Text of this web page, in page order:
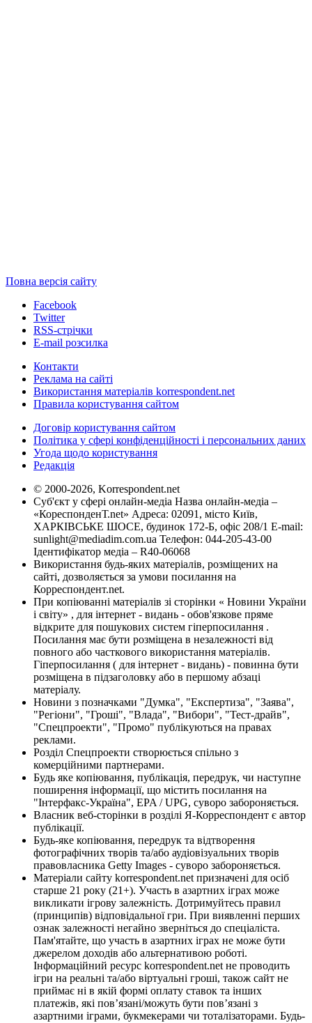
Повна версія сайту
Facebook
Twitter
RSS-стрічки
E-mail розсилка
Контакти
Реклама на сайті
Використання матеріалів korrespondent.net
Правила користування сайтом
Договір користування сайтом
Політика у сфері конфіденційності і персональних даних
Угода щодо користування
Редакція
© 2000-2026, Korrespondent.net
Суб'єкт у сфері онлайн-медіа Назва онлайн-медіа –
«КореспонденТ.net» Адреса: 02091, місто Київ,
ХАРКІВСЬКЕ ШОСЕ, будинок 172-Б, офіс 208/1 E-mail:
sunlight@mediadim.com.ua Телефон: 044-205-43-00
Ідентифікатор медіа – R40-06068
Використання будь-яких матеріалів, розміщених на
сайті, дозволяється за умови посилання на
Корреспондент.net.
При копіюванні матеріалів зі сторінки « Новини України
і світу» , для інтернет - видань - обов'язкове пряме
відкрите для пошукових систем гіперпосилання .
Посилання має бути розміщена в незалежності від
повного або часткового використання матеріалів.
Гіперпосилання ( для інтернет - видань) - повинна бути
розміщена в підзаголовку або в першому абзаці
матеріалу.
Новини з позначками "Думка", "Експертиза", "Заява",
"Регіони", "Гроші", "Влада", "Вибори", "Тест-драйв",
"Спецпроекти", "Промо" публікуються на правах
реклами.
Розділ Спецпроекти створюється спільно з
комерційними партнерами.
Будь яке копіювання, публікація, передрук, чи наступне
поширення інформації, що містить посилання на
"Інтерфакс-Україна", EPA / UPG, суворо забороняється.
Власник веб-сторінки в розділі Я-Корреспондент є автор
публікації.
Будь-яке копіювання, передрук та відтворення
фотографічних творів та/або аудіовізуальних творів
правовласника Getty Images - суворо забороняється.
Матеріали сайту korrespondent.net призначені для осіб
старше 21 року (21+). Участь в азартних іграх може
викликати ігрову залежність. Дотримуйтесь правил
(принципів) відповідальної гри. При виявленні перших
ознак залежності негайно зверніться до спеціаліста.
Пам'ятайте, що участь в азартних іграх не може бути
джерелом доходів або альтернативою роботі.
Інформаційний ресурс korrespondent.net не проводить
ігри на реальні та/або віртуальні гроші, також сайт не
приймає ні в якій формі оплату ставок та інших
платежів, які пов’язані/можуть бути пов’язані з
азартними іграми, букмекерами чи тоталізаторами. Будь-